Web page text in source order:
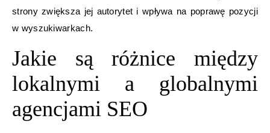
strony zwiększa jej autorytet i wpływa na poprawę pozycji
w wyszukiwarkach.
Jakie są różnice między
lokalnymi a globalnymi
agencjami SEO